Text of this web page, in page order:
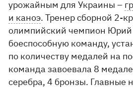
урожайным для Украины –
и каноэ. Тренер сборной 2-
олимпийский чемпион Юрий
боеспособную команду,
по количеству медалей на
команда завоевала 8
серебра, 4 бронзы. Главные